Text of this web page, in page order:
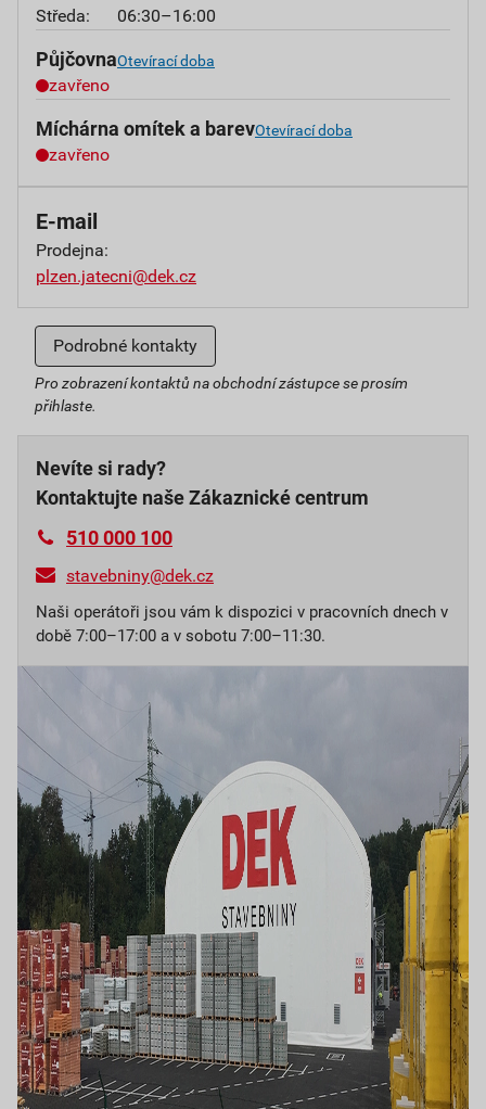
Středa:
06:30–16:00
PůjčovnaOtevírací doba
zavřeno
Míchárna omítek a barevOtevírací doba
zavřeno
E-mail
Prodejna:
plzen.jatecni@dek.cz
Podrobné kontakty
Pro zobrazení kontaktů na obchodní zástupce se prosím
přihlaste.
Nevíte si rady?
Kontaktujte naše Zákaznické centrum
510 000 100
stavebniny@dek.cz
Naši operátoři jsou vám k dispozici v pracovních dnech v
době 7:00–17:00 a v sobotu 7:00–11:30.